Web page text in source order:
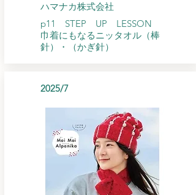
ハマナカ株式会社
p11 STEP UP LESSON
​巾着にもなるニッタオル（棒
針）・（かぎ針）
2025/7